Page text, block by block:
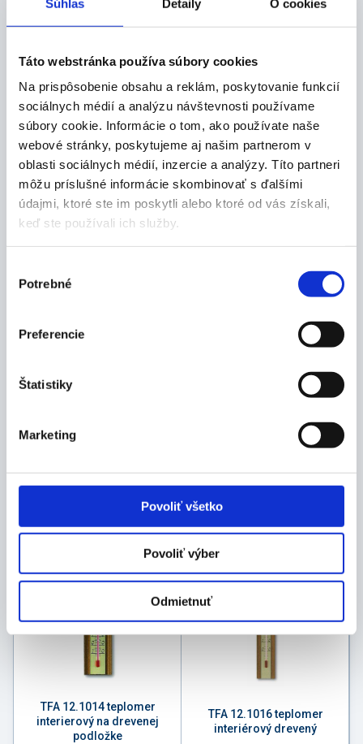
Súhlas Detaily O cookies
Táto webstránka používa súbory cookies
Na prispôsobenie obsahu a reklám, poskytovanie funkcií
sociálnych médií a analýzu návštevnosti používame
súbory cookie. Informácie o tom, ako používate naše
webové stránky, poskytujeme aj našim partnerom v
oblasti sociálnych médií, inzercie a analýzy. Títo partneri
môžu príslušné informácie skombinovať s ďalšími
údajmi, ktoré ste im poskytli alebo ktoré od vás získali,
keď ste používali ich služby.
súhlasu
Potrebné
Preferencie
Štatistiky
Marketing
Povoliť všetko
Povoliť výber
Odmietnuť
Skladom 5 ks Skladom 7 ks
TFA 12.1003.05 teplomer
izbový drevený hnedý
TFA 12.1003.09 teplomer
izbový drevený biely
8,70€
TFA 12.1009 teplomer
7,90€
TFA 12.1014 teplomer
interierový na drevenej
podložke
TFA 12.1016 teplomer
interiérový drevený